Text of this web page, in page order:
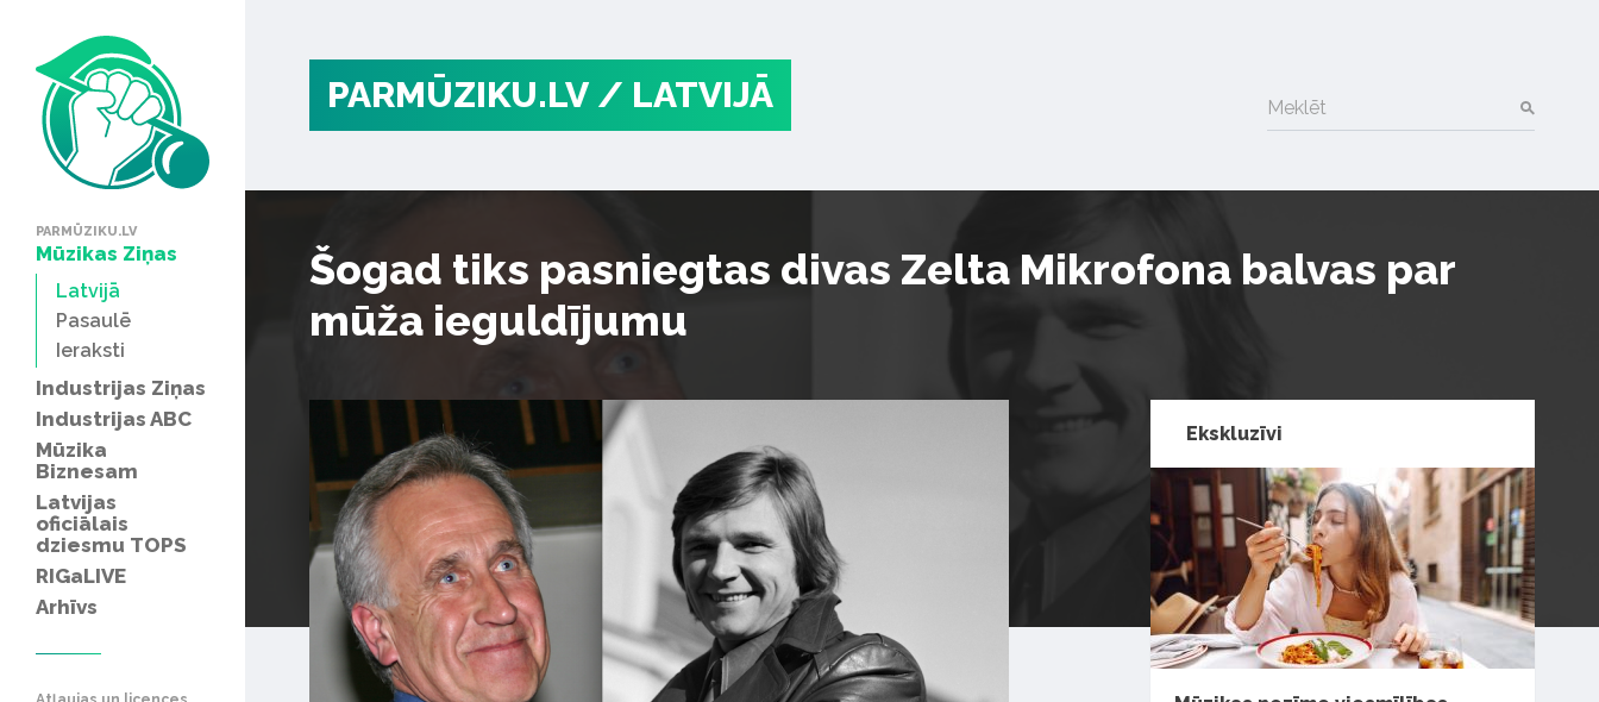
PARMŪZIKU.LV
Mūzikas Ziņas
Latvijā
Pasaulē
Ieraksti
Industrijas Ziņas
Industrijas ABC
Mūzika
Biznesam
Latvijas
oficiālais
dziesmu TOPS
RIGaLIVE
Arhīvs
PARMŪZIKU.LV / LATVIJĀ Meklēt
Šogad tiks pasniegtas divas Zelta Mikrofona balvas par
mūža ieguldījumu
Ekskluzīvi